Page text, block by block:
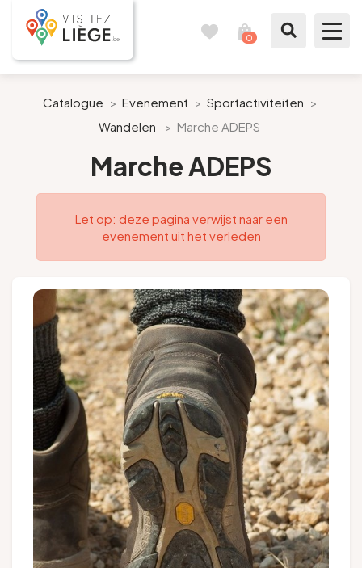
0
Bereid mijn verblijf voor
Onze suggesties
Pays de Liège
Agenda
Volg ons
Pers
Groepen en touroperators
EN NL DE
Catalogue > Evenement > Sportactiviteiten >
Wandelen
> Marche ADEPS
Marche ADEPS
Let op: deze pagina verwijst naar een
evenement uit het verleden